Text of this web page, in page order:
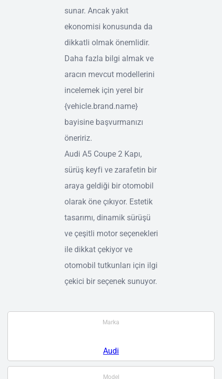
sunar. Ancak yakıt
ekonomisi konusunda da
dikkatli olmak önemlidir.
Daha fazla bilgi almak ve
aracın mevcut modellerini
incelemek için yerel bir
{vehicle.brand.name}
bayisine başvurmanızı
öneririz.
Audi A5 Coupe 2 Kapı,
sürüş keyfi ve zarafetin bir
araya geldiği bir otomobil
olarak öne çıkıyor. Estetik
tasarımı, dinamik sürüşü
ve çeşitli motor seçenekleri
ile dikkat çekiyor ve
otomobil tutkunları için ilgi
çekici bir seçenek sunuyor.
Marka
Audi
Model